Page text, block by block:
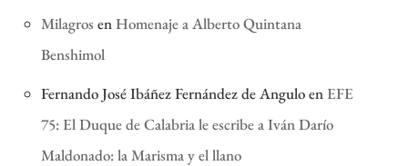
Milagros enHomenaje a Alberto Quintana
Benshimol
Fernando José Ibáñez Fernández de Anguloen EFE
75: El Duque de Calabria le escribe a Iván Darío
Maldonado: la Marisma y el llano